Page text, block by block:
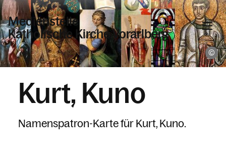
Medienstelle
Katholische Kirche Vorarlberg
Informationen
Wer wir sind
Kurt, Kuno
Namenspatron-Karte für Kurt, Kuno.